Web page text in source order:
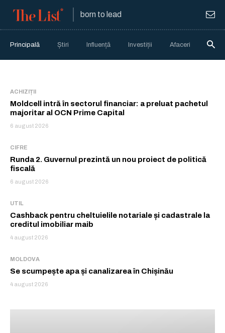
born to lead
Principală Știri Influență Investiții Afaceri
ACHIZIȚII
Moldcell intră în sectorul financiar: a preluat pachetul
majoritar al OCN Prime Capital
6 august 2026
CIFRE
Runda 2. Guvernul prezintă un nou proiect de politică
fiscală
6 august 2026
UTIL
Cashback pentru cheltuielile notariale și cadastrale la
creditul imobiliar maib
4 august 2026
MOLDOVA
Se scumpește apa și canalizarea în Chișinău
4 august 2026